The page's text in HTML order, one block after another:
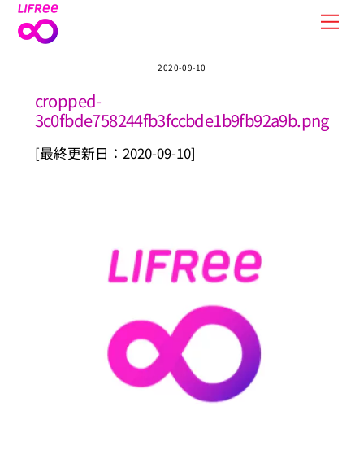
Skip
2020-09-10
cropped-
3c0fbde758244fb3fccbde1b9fb92a9b.png
[最終更新日：2020-09-10]